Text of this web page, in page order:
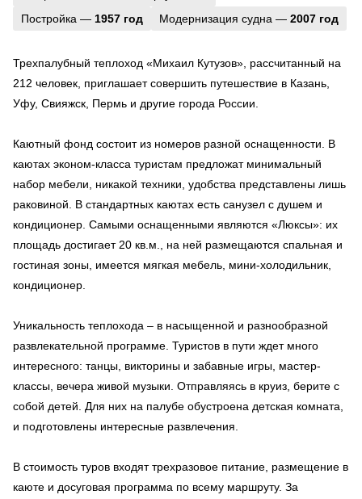
Постройка — 1957 год Модернизация судна — 2007 год
Трехпалубный теплоход «Михаил Кутузов», рассчитанный на
212 человек, приглашает совершить путешествие в Казань,
Уфу, Свияжск, Пермь и другие города России.
Каютный фонд состоит из номеров разной оснащенности. В
каютах эконом-класса туристам предложат минимальный
набор мебели, никакой техники, удобства представлены лишь
раковиной. В стандартных каютах есть санузел с душем и
кондиционер. Самыми оснащенными являются «Люксы»: их
площадь достигает 20 кв.м., на ней размещаются спальная и
гостиная зоны, имеется мягкая мебель, мини-холодильник,
кондиционер.
Уникальность теплохода – в насыщенной и разнообразной
развлекательной программе. Туристов в пути ждет много
интересного: танцы, викторины и забавные игры, мастер-
классы, вечера живой музыки. Отправляясь в круиз, берите с
собой детей. Для них на палубе обустроена детская комната,
и подготовлены интересные развлечения.
В стоимость туров входят трехразовое питание, размещение в
каюте и досуговая программа по всему маршруту. За